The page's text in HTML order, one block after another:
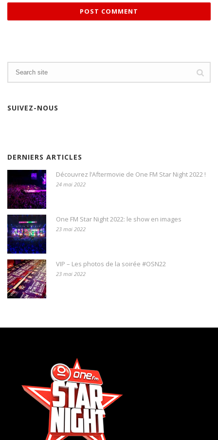
SUIVEZ-NOUS
DERNIERS ARTICLES
Découvrez l’Aftermovie de One FM Star Night 2022 !
24 mai 2022
One FM Star Night 2022: le show en images
23 mai 2022
VIP – Les photos de la soirée #OSN22
23 mai 2022